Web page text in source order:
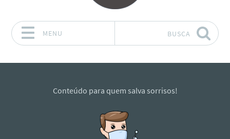
MENU BUSCA
Conteúdo para quem salva sorrisos!